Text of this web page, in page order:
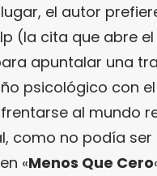
lugar, el autor
(la cita que abre
apuntalar una
psicológico con
al mundo
como no podía
«Menos Que Cero